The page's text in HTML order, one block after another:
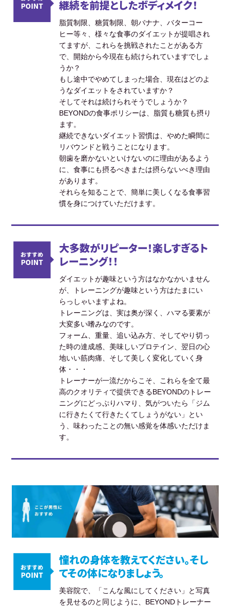
継続を前提としたボディメイク！
脂質制限、糖質制限、朝バナナ、バターコー
ヒー等々、様々な食事のダイエットが提唱され
てますが、これらを挑戦されたことがある方
で、開始から今現在も続けられていますでしょ
うか？
もし途中でやめてしまった場合、現在はどのよ
うなダイエットをされていますか？
そしてそれは続けられそうでしょうか？
BEYONDの食事ポリシーは、脂質も糖質も摂り
ます。
継続できないダイエット習慣は、やめた瞬間に
リバウンドと戦うことになります。
朝歯を磨かないといけないのに理由があるよう
に、食事にも摂るべきまたは摂らないべき理由
があります。
それらを知ることで、簡単に美しくなる食事習
慣を身につけていただけます。
大多数がリピーター！楽しすぎるト
レーニング！！
ダイエットが趣味という方はなかなかいません
が、トレーニングが趣味という方はたまにい
らっしゃいますよね。
トレーニングは、実は奥が深く、ハマる要素が
大変多い嗜みなのです。
フォーム、重量、追い込み方、そしてやり切っ
た時の達成感、美味しいプロテイン、翌日の心
地いい筋肉痛、そして美しく変化していく身
体・・・
トレーナーが一流だからこそ、これらを全て最
高のクオリティで提供できるBEYONDのトレー
ニングにどっぷりハマり、気がついたら「ジム
に行きたくて行きたくてしょうがない」とい
う、味わったことの無い感覚を体感いただけま
す。
憧れの身体を教えてください。そし
てその体になりましょう。
美容院で、「こんな風にしてください」と写真
を見せるのと同じように、BEYONDトレーナー